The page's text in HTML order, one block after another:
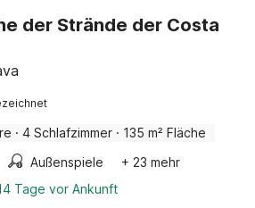
der Strände der Costa
· 4 Schlafzimmer · 135 m² Fläche
Außenspiele
+ 23 mehr
Tage vor Ankunft